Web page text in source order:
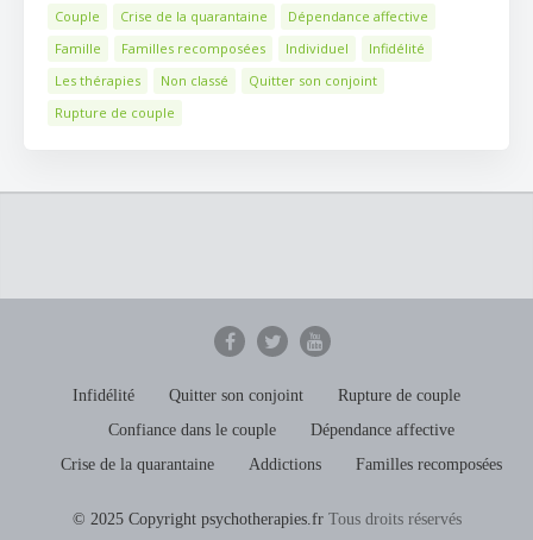
Couple
Crise de la quarantaine
Dépendance affective
Famille
Familles recomposées Individuel
Infidélité
Les thérapies
Non classé
Quitter son conjoint
Rupture de couple
Infidélité Quitter son conjoint
Rupture de couple
Confiance dans le couple
Dépendance affective
Crise de la quarantaine
Addictions Familles recomposées
© 2025 Copyright psychotherapies.frTous droits réservés